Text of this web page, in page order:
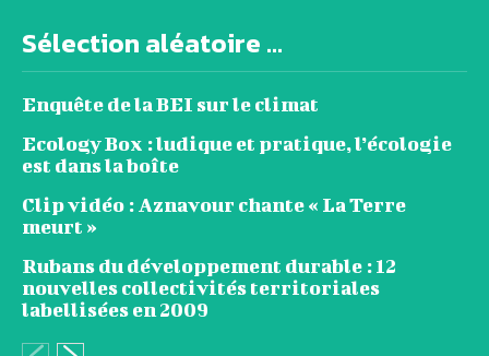
Sélection aléatoire ...
Enquête de la BEI sur le climat
Ecology Box : ludique et pratique, l’écologie
est dans la boîte
Clip vidéo : Aznavour chante « La Terre
meurt »
Rubans du développement durable : 12
nouvelles collectivités territoriales
labellisées en 2009